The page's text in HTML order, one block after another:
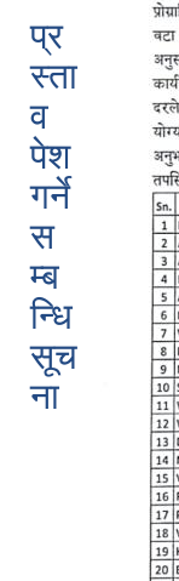
प्र
स्ता
व
पेश
गर्ने
स
म्ब
न्धि
सूच
ना